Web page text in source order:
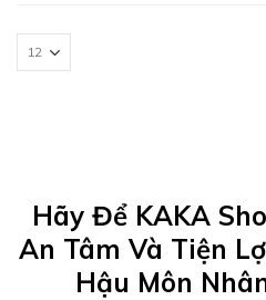
Hãy Để KAKA
An Tâm Và Tiện
Hậu Môn